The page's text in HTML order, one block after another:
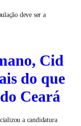
deve ser a
Cid
do que
Ceará
a candidatura